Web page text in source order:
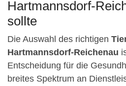
Hartmannsdorf-
sollte
Die Auswahl des richtigen
Hartmannsdorf-Reichenau
Entscheidung für die
breites Spektrum an